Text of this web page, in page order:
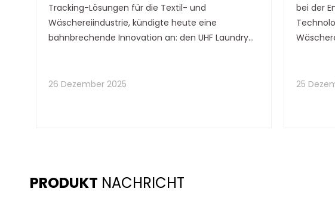
Tracking-Lösungen für die Textil- und
Wäschereiindustrie, kündigte heute eine
bahnbrechende Innovation an: den UHF Laundry
nahtlos direkt in die automatisierte
26 Dezember 2025
bei der
Effizienz
25
PRODUKT NACHRICHT